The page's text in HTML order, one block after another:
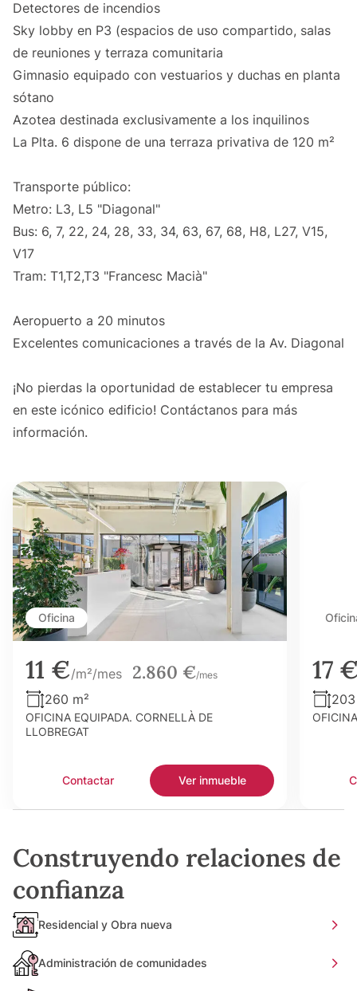
Detectores de incendios
Sky lobby en P3 (espacios de uso compartido, salas
de reuniones y terraza comunitaria
Gimnasio equipado con vestuarios y duchas en planta
sótano
Azotea destinada exclusivamente a los inquilinos
La Plta. 6 dispone de una terraza privativa de 120 m²
Transporte público:
Metro: L3, L5 "Diagonal"
Bus: 6, 7, 22, 24, 28, 33, 34, 63, 67, 68, H8, L27, V15,
V17
Tram: T1,T2,T3 "Francesc Macià"
Aeropuerto a 20 minutos
Excelentes comunicaciones a través de la Av. Diagonal
¡No pierdas la oportunidad de establecer tu empresa
en este icónico edificio! Contáctanos para más
información.
Oficina
11 €/m²/mes 2.860 €/mes
260 m²
OFICINA EQUIPADA. CORNELLÀ DE
LLOBREGAT
Contactar Ver inmueble
17
Construyendo relaciones de
confianza
Residencial y Obra nueva
Administración de comunidades